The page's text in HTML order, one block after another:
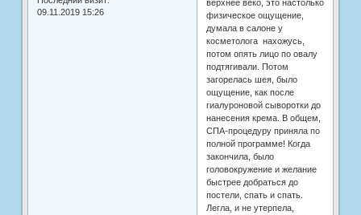
09.11.2019 15:26
верхнее веко, это настолько
физическое ощущение,
думала в салоне у
косметолога нахожусь,
потом опять лицо по овалу
подтягивали. Потом
загорелась шея, было
ощущение, как после
гиалуроновой сыворотки до
нанесения крема. В общем,
СПА-процедуру приняла по
полной программе! Когда
закончила, было
головокружение и желание
быстрее добраться до
постели, спать и спать.
Легла, и не утерпела,